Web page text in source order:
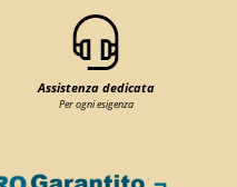
Assistenza dedicata
Per ogni esigenza